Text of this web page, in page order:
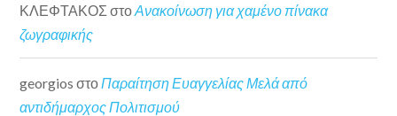
ΚΛΕΦΤΑΚΟΣ στοΑνακοίνωση για χαμένο πίνακα
ζωγραφικής
georgios στοΠαραίτηση Ευαγγελίας Μελά από
αντιδήμαρχος Πολιτισμού